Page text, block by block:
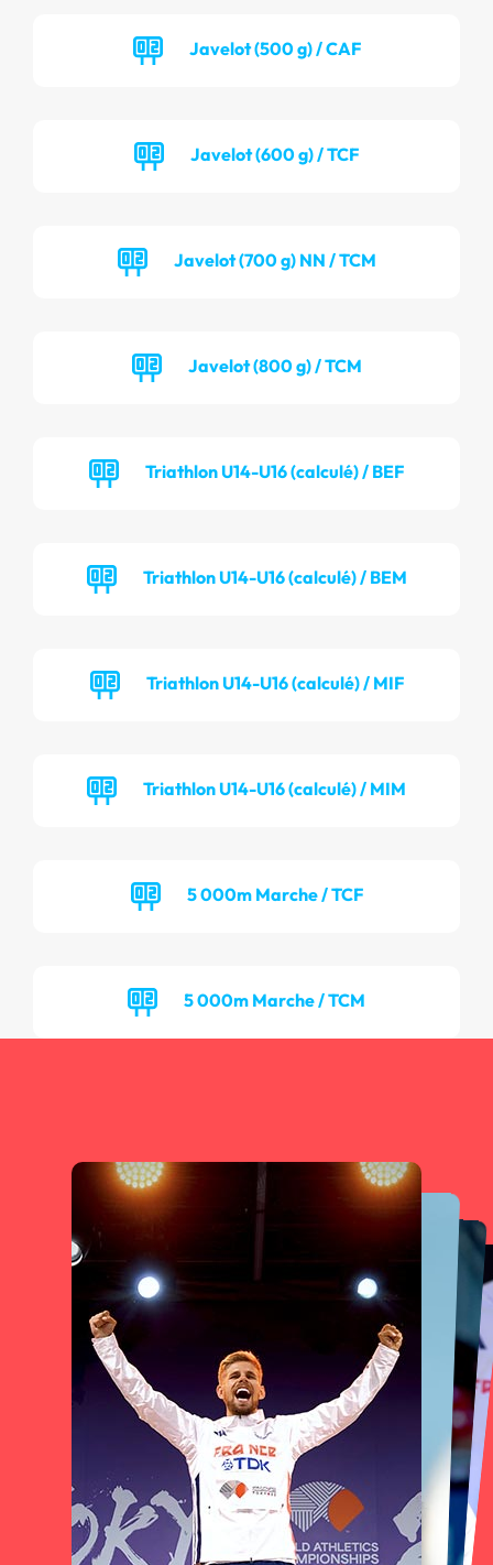
Javelot (500 g) / CAF
Javelot (600 g) / TCF
Javelot (700 g) NN / TCM
Javelot (800 g) / TCM
Triathlon U14-U16 (calculé) / BEF
Triathlon U14-U16 (calculé) / BEM
Triathlon U14-U16 (calculé) / MIF
Triathlon U14-U16 (calculé) / MIM
5 000m Marche / TCF
5 000m Marche / TCM